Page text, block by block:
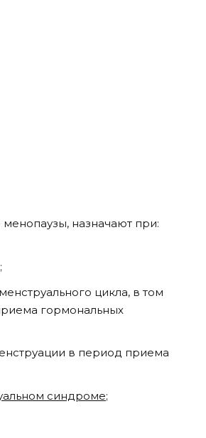
назначают при:
цикла, в том
гормональных
в период приема
синдроме;